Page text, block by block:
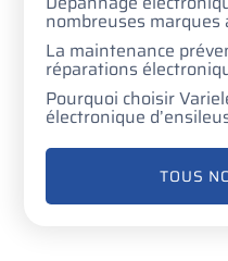
nombreuses marques
La maintenance
réparations
Pourquoi choisir
électronique
TOUS